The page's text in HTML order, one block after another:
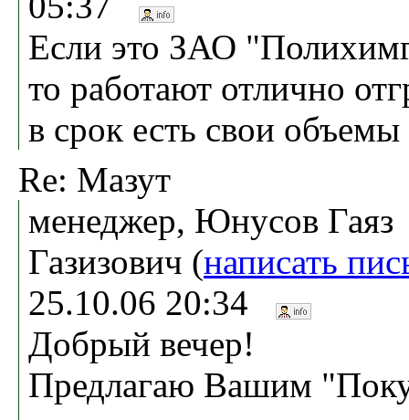
Если это ЗАО
то работают отлично
в срок есть свои объемы
Re: Мазут
менеджер, Юнусов Гаяз
Газизович (написать
25.10.06 20:34
Добрый вечер!
Предлагаю Вашим